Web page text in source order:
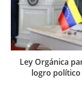
Ley Orgánica
logro